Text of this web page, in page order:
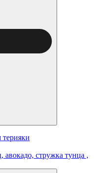
терияки
авокадо, стружка тунца ,